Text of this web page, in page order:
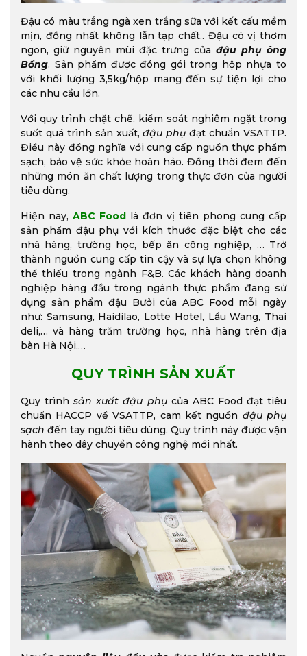
Đậu có màu trắng ngà xen trắng sữa với kết cấu mềm
mịn, đồng nhất không lẫn tạp chất.. Đậu có vị thơm
ngon, giữ nguyên mùi đặc trưng của đậu phụ ông
Bồng. Sản phẩm được đóng gói trong hộp nhựa to
với khối lượng 3,5kg/hộp mang đến sự tiện lợi cho
các nhu cầu lớn.
Với quy trình chặt chẽ, kiểm soát nghiêm ngặt trong
suốt quá trình sản xuất,đậu phụ đạt chuẩn VSATTP.
Điều này đồng nghĩa với cung cấp nguồn thực phẩm
sạch, bảo vệ sức khỏe hoàn hảo. Đồng thời đem đến
những món ăn chất lượng trong thực đơn của người
tiêu dùng.
Hiện nay, ABC Food là đơn vị tiên phong cung cấp
sản phẩm đậu phụ với kích thước đặc biệt cho các
nhà hàng, trường học, bếp ăn công nghiệp, … Trở
thành nguồn cung cấp tin cậy và sự lựa chọn không
thể thiếu trong ngành F&B. Các khách hàng doanh
nghiệp hàng đầu trong ngành thực phẩm đang sử
dụng sản phẩm đậu Bưởi của ABC Food mỗi ngày
như: Samsung, Haidilao, Lotte Hotel, Lẩu Wang, Thai
deli,… và hàng trăm trường học, nhà hàng trên địa
bàn Hà Nội,…
QUY TRÌNH SẢN XUẤT
Quy trìnhsản xuất đậu phụcủa ABC Food đạt tiêu
chuẩn HACCP về VSATTP, cam kết nguồn đậu phụ
sạch đến tay người tiêu dùng. Quy trình này được vận
hành theo dây chuyền công nghệ mới nhất.